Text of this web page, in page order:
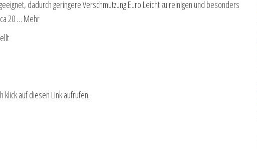
dadurch geringere Verschmutzung Euro Leicht zu reinigen und besonders
20 … Mehr
auf diesen Link aufrufen.